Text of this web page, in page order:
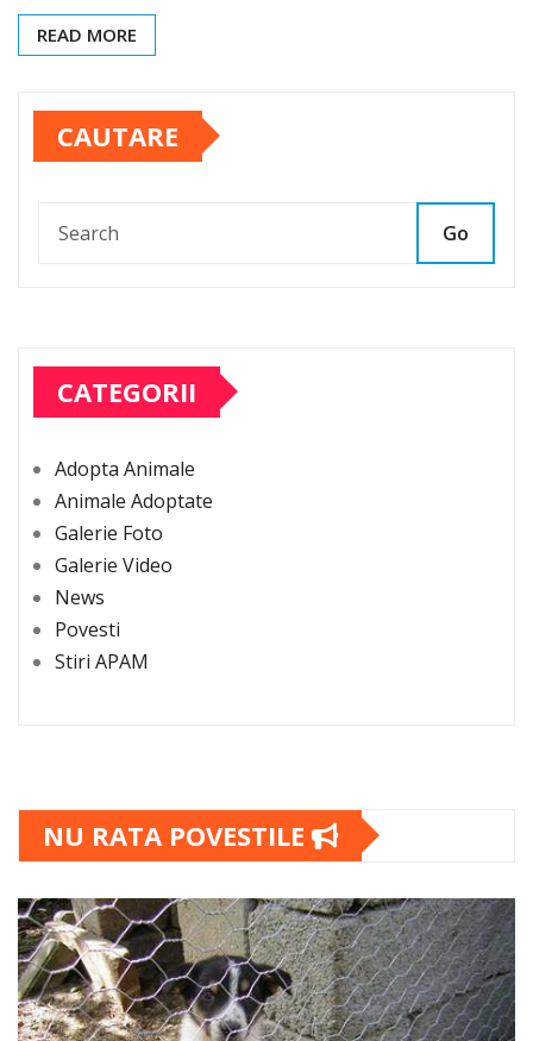
READ MORE
CAUTARE
Go
CATEGORII
Adopta Animale
Animale Adoptate
Galerie Foto
Galerie Video
News
Povesti
Stiri APAM
NU RATA POVESTILE